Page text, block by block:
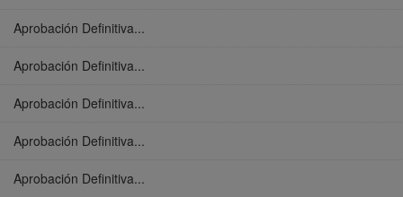
Aprobación Definitiva...
Aprobación Definitiva...
Aprobación Definitiva...
Aprobación Definitiva...
Aprobación Definitiva...